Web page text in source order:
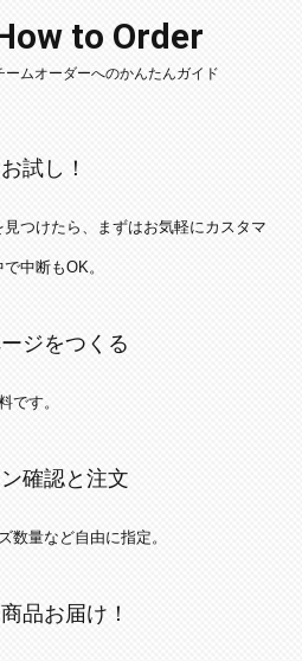
to Order
ームオーダーへのかんたんガイド
試し！
つけたら、
まずはお気軽にカスタマ
中断もOK。
ジをつくる
です。
確認と注文
数量など自由に指定。
商品お届け！